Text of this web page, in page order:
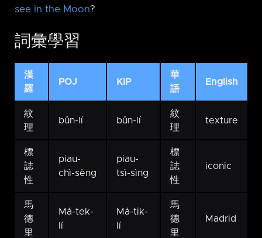
see in the Moon?
詞彙學習
漢
羅
POJ KIP
華
語
English
紋
理
bûn-lí bûn-lí
紋
理
texture
標
誌
性
piau-
chì-sèng
piau-
tsì-sìng
標
誌
性
iconic
馬
德
里
Má-tek-
lí
Má-tik-
lí
馬
德
里
Madrid